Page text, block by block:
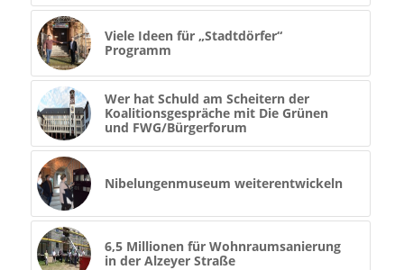
Viele Ideen für „Stadtdörfer“
Programm
Wer hat Schuld am Scheitern der
Koalitionsgespräche mit Die Grünen
und FWG/Bürgerforum
Nibelungenmuseum weiterentwickeln
6,5 Millionen für Wohnraumsanierung
in der Alzeyer Straße